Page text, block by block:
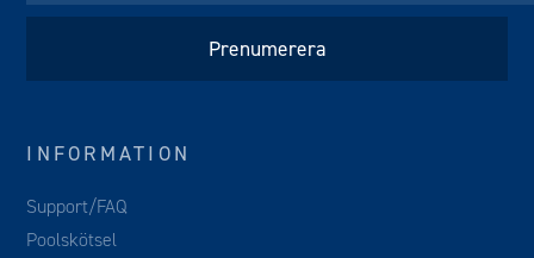
INFORMATION
Support/FAQ
Poolskötsel